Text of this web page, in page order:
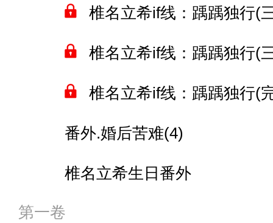
椎名立希if线：踽踽独行(
椎名立希if线：踽踽独行(
椎名立希if线：踽踽独行(
番外.婚后苦难(4)
椎名立希生日番外
第一卷